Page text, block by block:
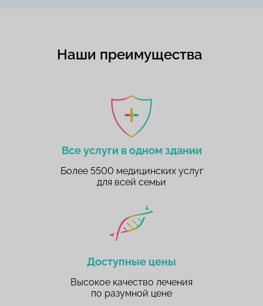
Наши преимущества
Все услуги в одном здании
Более 5500 медицинских услуг
для всей семьи
Доступные цены
Высокое качество лечения
по разумной цене